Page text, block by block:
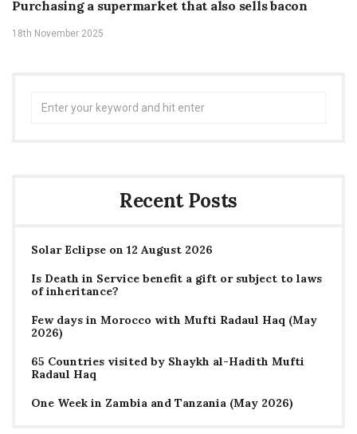
Purchasing a supermarket that also sells bacon
18th November 2025
Recent Posts
Solar Eclipse on 12 August 2026
Is Death in Service benefit a gift or subject to laws
of inheritance?
Few days in Morocco with Mufti Radaul Haq (May
2026)
65 Countries visited by Shaykh al-Hadith Mufti
Radaul Haq
One Week in Zambia and Tanzania (May 2026)